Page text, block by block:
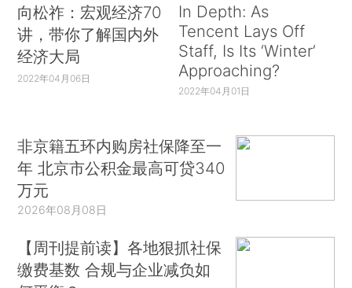
向松祚：宏观经济70
讲，带你了解国内外
经济大局
2022年04月06日
In Depth: As
Tencent Lays Off
Staff, Is Its ‘Winter’
Approaching?
2022年04月01日
非京籍五环内购房社保降至一
年 北京市公积金最高可贷340
万元
2026年08月08日
【周刊提前读】各地狠抓社保
缴费基数 合规与企业减负如